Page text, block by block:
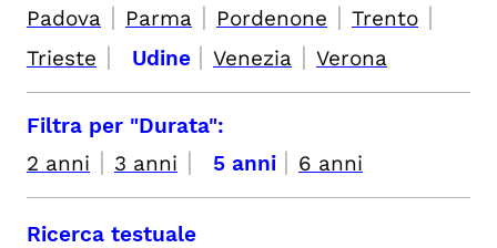
Padova | Parma | Pordenone | Trento |
Trieste | Udine | Venezia | Verona
Filtra per "Durata":
2 anni | 3 anni | 5 anni | 6 anni
Ricerca testuale